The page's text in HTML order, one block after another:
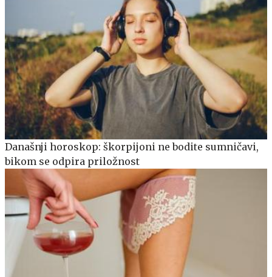
Današnji horoskop: škorpijoni ne bodite sumničavi,
bikom se odpira priložnost